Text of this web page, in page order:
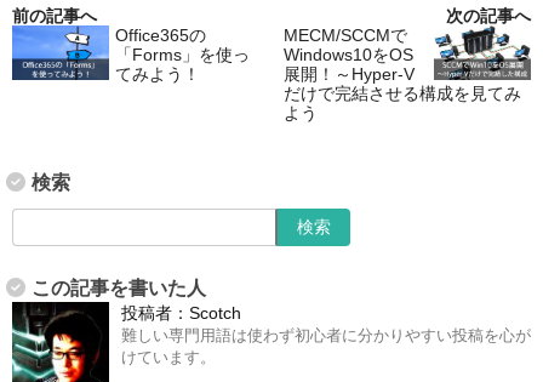
前の記事へ
Office365の
「Forms」を使っ
てみよう！
次の記事へ
MECM/SCCMで
Windows10をOS
展開！～Hyper-V
だけで完結させる構成を見てみ
よう
検索
この記事を書いた人
投稿者： Scotch
難しい専門用語は使わず初心者に分かりやすい投稿を心が
けています。